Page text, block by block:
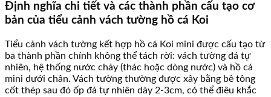
Định nghĩa chi tiết và các thành phần cấu tạo cơ
bản của tiểu cảnh vách tường hồ cá Koi
Tiểu cảnh vách tường kết hợp hồ cá Koi mini được cấu tạo từ
ba thành phần chính không thể tách rời: vách tường đá tự
nhiên, hệ thống nước chảy (thác hoặc dòng nước) và hồ cá
mini dưới chân. Vách tường thường được xây bằng bê tông
cốt thép sau đó ốp đá tự nhiên dày 2-3cm, có thể điêu khắc